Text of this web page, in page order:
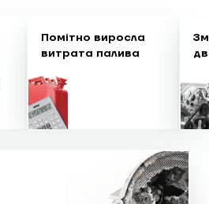
Помітно виросла
витрата палива